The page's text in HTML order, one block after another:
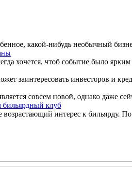
какой-нибудь необычный
хочется, чтоб событие было
заинтересовать инвесторов и
совсем новой, однако даже
бильярдный клуб
интерес к бильярду.